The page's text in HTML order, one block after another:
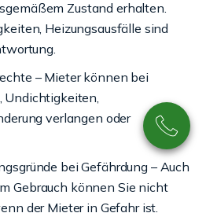
Zustand erhalten.
Heizungsausfälle sind
– Mieter können bei
Undichtigkeiten,
verlangen oder
bei Gefährdung – Auch
Gebrauch können Sie nicht
der Mieter in Gefahr ist.